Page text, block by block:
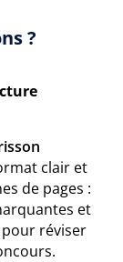
?
clair et
de pages :
et
réviser